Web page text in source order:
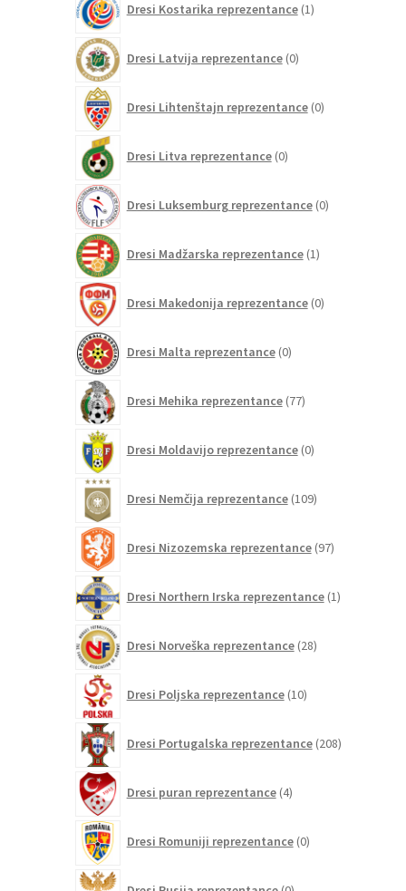
Dresi Kostarika reprezentance 1izdelek
Dresi Latvija reprezentance 0izdelkov
Dresi Lihtenštajn reprezentance 0izdelkov
Dresi Litva reprezentance 0izdelkov
Dresi Luksemburg reprezentance 0izdelkov
Dresi Madžarska reprezentance 1izdelek
Dresi Makedonija reprezentance 0izdelkov
Dresi Malta reprezentance 0izdelkov
Dresi Mehika reprezentance 77izdelkov
Dresi Moldavijo reprezentance 0izdelkov
Dresi Nemčija reprezentance 109izdelkov
Dresi Nizozemska reprezentance 97izdelkov
Dresi Northern Irska reprezentance 1izdelek
Dresi Norveška reprezentance 28izdelkov
Dresi Poljska reprezentance 10izdelkov
Dresi Portugalska reprezentance 208izdelkov
Dresi puran reprezentance 4izdelki
Dresi Romuniji reprezentance 0izdelkov